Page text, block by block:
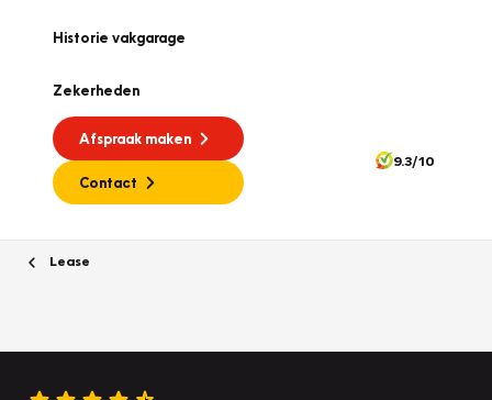
Historie vakgarage
Zekerheden
Afspraak maken
Contact
9.3/10
Lease